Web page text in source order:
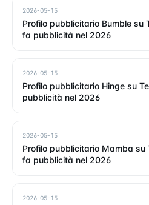
2026-05-15
Profilo pubblicitario Bumble su
fa pubblicità nel 2026
2026-05-15
Profilo pubblicitario Hinge su
pubblicità nel 2026
2026-05-15
Profilo pubblicitario Mamba su
fa pubblicità nel 2026
2026-05-15